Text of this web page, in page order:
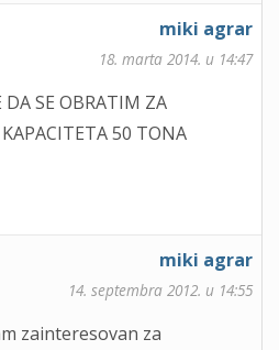
miki agrar
18. marta 2014. u 14:47
SE OBRATIM ZA
50 TONA
miki agrar
14. septembra 2012. u 14:55
zainteresovan za